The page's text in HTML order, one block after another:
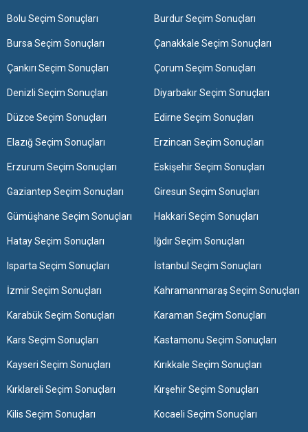
Bolu Seçim Sonuçları Burdur Seçim Sonuçları
Bursa Seçim Sonuçları Çanakkale Seçim Sonuçları
Çankırı Seçim Sonuçları Çorum Seçim Sonuçları
Denizli Seçim Sonuçları Diyarbakır Seçim Sonuçları
Düzce Seçim Sonuçları Edirne Seçim Sonuçları
Elazığ Seçim Sonuçları Erzincan Seçim Sonuçları
Erzurum Seçim Sonuçları Eskişehir Seçim Sonuçları
Gaziantep Seçim Sonuçları Giresun Seçim Sonuçları
Gümüşhane Seçim Sonuçları Hakkari Seçim Sonuçları
Hatay Seçim Sonuçları Iğdır Seçim Sonuçları
Isparta Seçim Sonuçları İstanbul Seçim Sonuçları
İzmir Seçim Sonuçları Kahramanmaraş Seçim Sonuçları
Karabük Seçim Sonuçları Karaman Seçim Sonuçları
Kars Seçim Sonuçları Kastamonu Seçim Sonuçları
Kayseri Seçim Sonuçları Kırıkkale Seçim Sonuçları
Kırklareli Seçim Sonuçları Kırşehir Seçim Sonuçları
Kilis Seçim Sonuçları Kocaeli Seçim Sonuçları